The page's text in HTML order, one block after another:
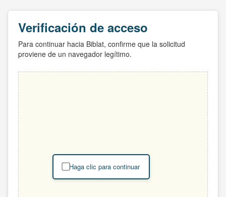
Verificación de acceso
Para continuar hacia Biblat, confirme que la solicitud
proviene de un navegador legítimo.
Haga clic para continuar